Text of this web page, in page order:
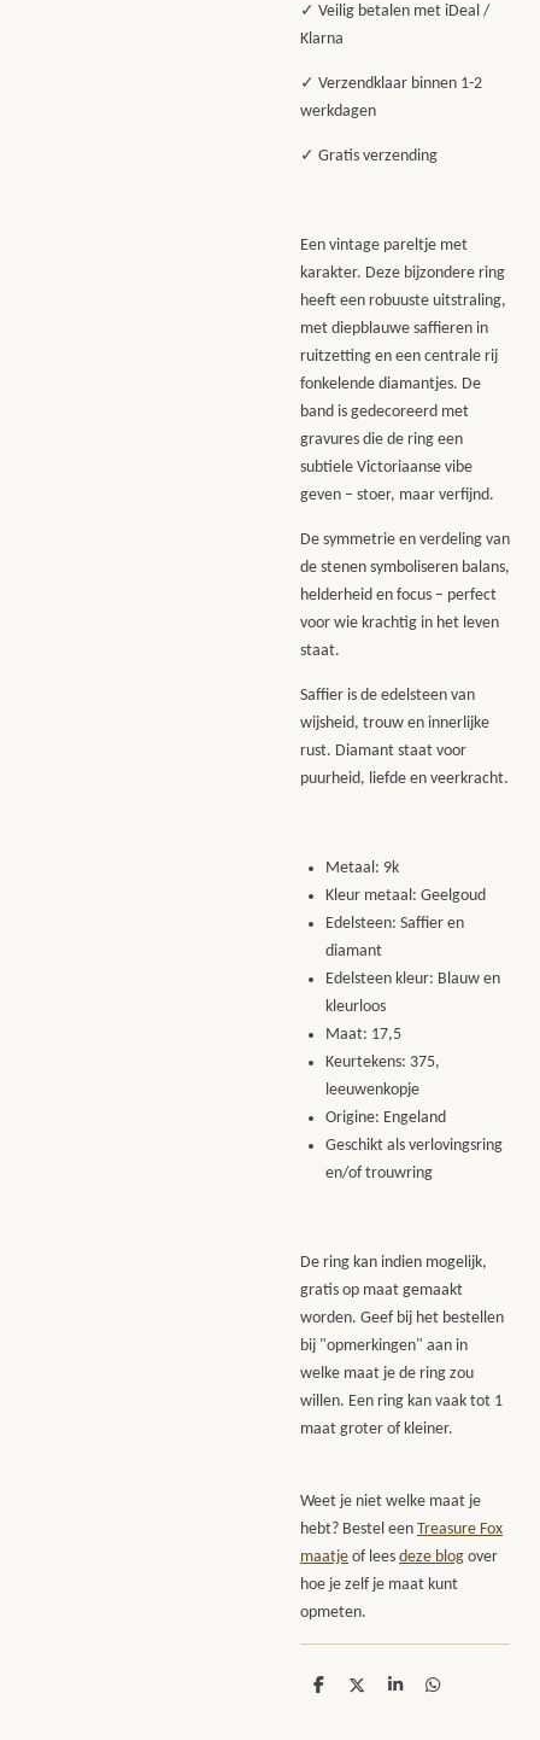
✓ Veilig betalen met iDeal /
Klarna
✓ Verzendklaar binnen 1-2
werkdagen
✓ Gratis verzending
Een vintage pareltje met
karakter. Deze bijzondere ring
heeft een robuuste uitstraling,
met diepblauwe saffieren in
ruitzetting en een centrale rij
fonkelende diamantjes. De
band is gedecoreerd met
gravures die de ring een
subtiele Victoriaanse vibe
geven – stoer, maar verfijnd.
De symmetrie en verdeling van
de stenen symboliseren balans,
helderheid en focus – perfect
voor wie krachtig in het leven
staat.
Saffier is de edelsteen van
wijsheid, trouw en innerlijke
rust. Diamant staat voor
puurheid, liefde en veerkracht.
Metaal: 9k
Kleur metaal: Geelgoud
Edelsteen: Saffier en
diamant
Edelsteen kleur: Blauw en
kleurloos
Maat: 17,5
Keurtekens: 375,
leeuwenkopje
Origine: Engeland
Geschikt als verlovingsring
en/of trouwring
De ring kan indien mogelijk,
gratis op maat gemaakt
worden. Geef bij het bestellen
bij "opmerkingen" aan in
welke maat je de ring zou
willen. Een ring kan vaak tot 1
maat groter of kleiner.
Weet je niet welke maat je
hebt? Bestel een Treasure Fox
maatje of lees deze blog over
hoe je zelf je maat kunt
opmeten.
D
D
S
D